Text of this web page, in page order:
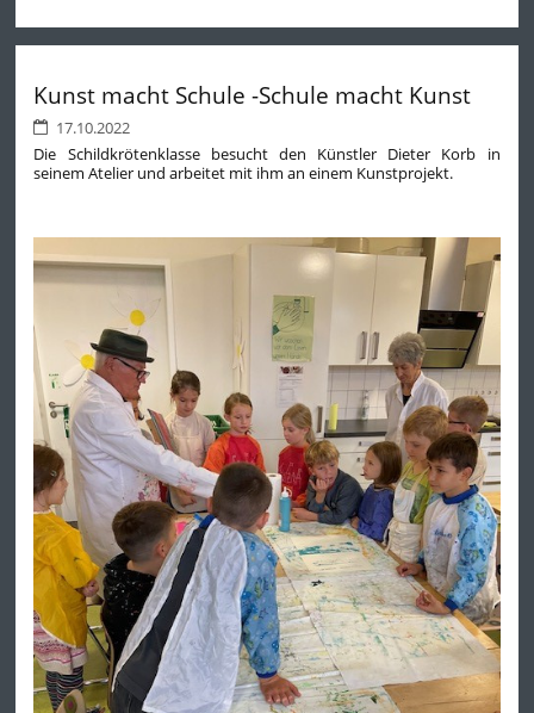
Kunst macht Schule -Schule macht Kunst
17.10.2022
Die Schildkrötenklasse besucht den Künstler Dieter Korb in
seinem Atelier und arbeitet mit ihm an einem Kunstprojekt.